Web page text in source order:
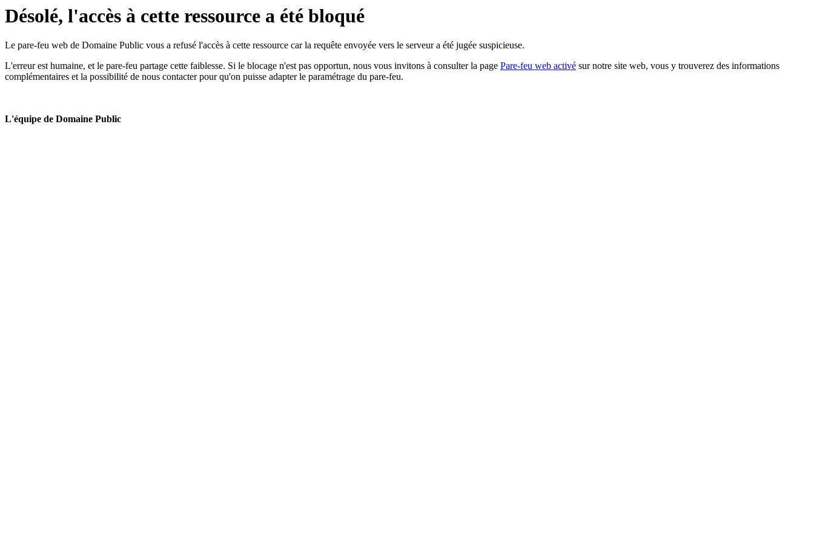
Désolé, l'accès à cette ressource a été bloqué
Le pare-feu web de Domaine Public vous a refusé l'accès à cette ressource car la requête envoyée vers le serveur a été jugée suspicieuse.
L'erreur est humaine, et le pare-feu partage cette faiblesse. Si le blocage n'est pas opportun, nous vous invitons à consulter la page Pare-feu web activé sur notre site web, vous y trouverez des informations
complémentaires et la possibilité de nous contacter pour qu'on puisse adapter le paramétrage du pare-feu.
L'équipe de Domaine Public